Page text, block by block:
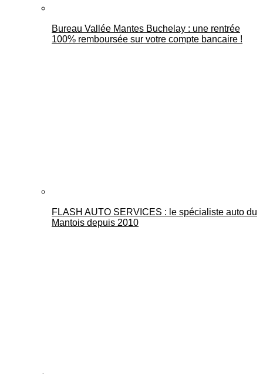
Bureau Vallée Mantes Buchelay : une rentrée
100% remboursée sur votre compte bancaire !
FLASH AUTO SERVICES : le spécialiste auto du
Mantois depuis 2010